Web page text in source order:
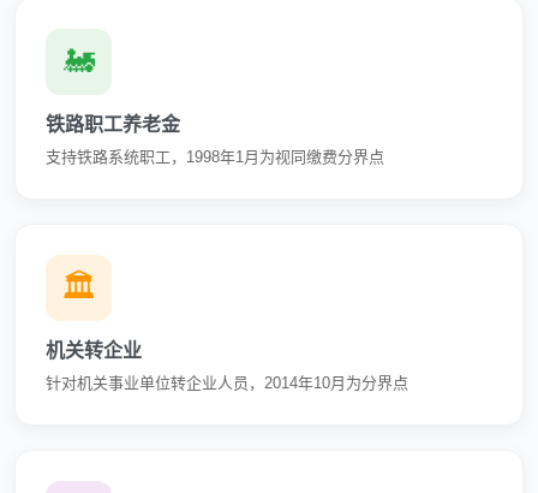
🚂
铁路职工养老金
支持铁路系统职工，1998年1月为视同缴费分界点
🏛️
机关转企业
针对机关事业单位转企业人员，2014年10月为分界点